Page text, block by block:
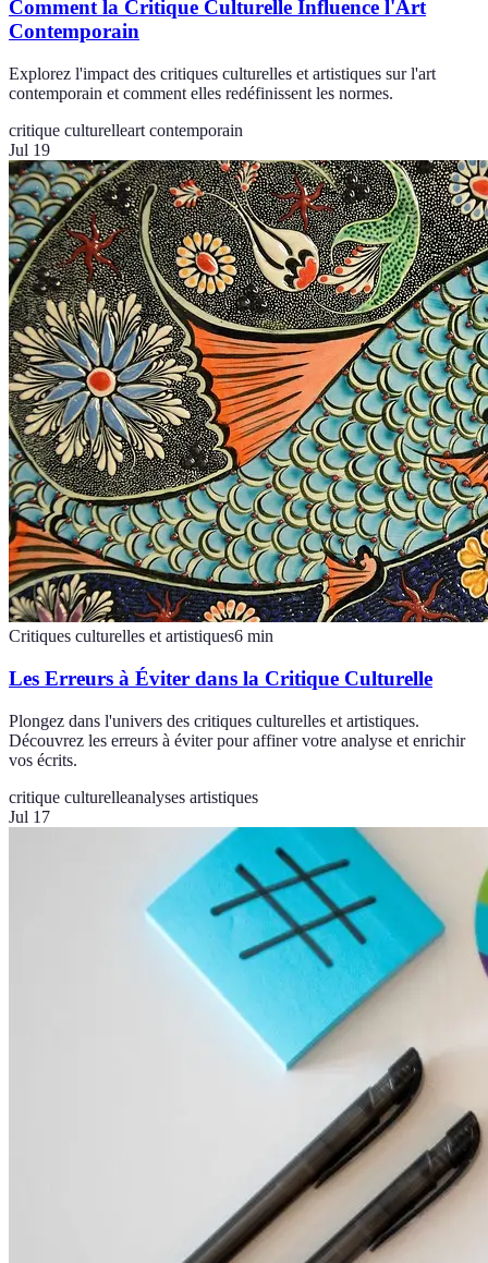
Comment la Critique Culturelle Influence l'Art
Contemporain
Explorez l'impact des critiques culturelles et artistiques sur l'art
contemporain et comment elles redéfinissent les normes.
critique culturelleart contemporain
Jul 19
Critiques culturelles et artistiques6 min
Les Erreurs à Éviter dans la Critique Culturelle
Plongez dans l'univers des critiques culturelles et artistiques.
Découvrez les erreurs à éviter pour affiner votre analyse et enrichir
vos écrits.
critique culturelleanalyses artistiques
Jul 17